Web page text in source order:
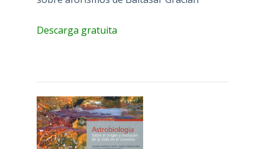
Descarga gratuita